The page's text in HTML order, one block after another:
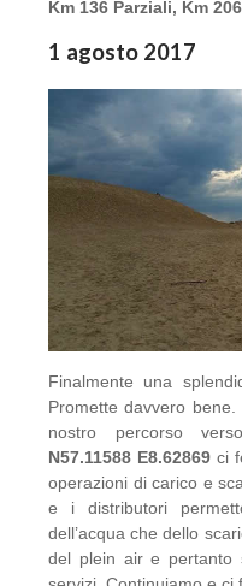
Km 136 Parziali, Km
1 agosto 2017
Finalmente una
Promette davvero bene.
nostro percorso
N57.11588 E8.62869ci
operazioni di carico e
e i distributori
dell’acqua che dello
del plein air e pertanto